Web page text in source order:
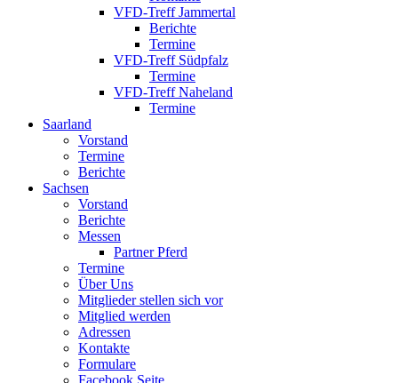
VFD-Treff Jammertal
Berichte
Termine
VFD-Treff Südpfalz
Termine
VFD-Treff Naheland
Termine
Saarland
Vorstand
Termine
Berichte
Sachsen
Vorstand
Berichte
Messen
Partner Pferd
Termine
Über Uns
Mitglieder stellen sich vor
Mitglied werden
Adressen
Kontakte
Formulare
Facebook Seite